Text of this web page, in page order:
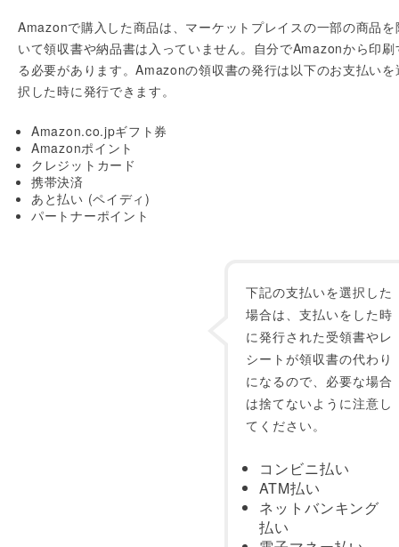
Amazonで購入した商品は、マーケットプレイスの一部の商品を
いて領収書や納品書は入っていません。自分でAmazonから印刷
る必要があります。Amazonの領収書の発行は以下のお支払いを
択した時に発行できます。
Amazon.co.jpギフト券
Amazonポイント
クレジットカード
携帯決済
あと払い (ペイディ)
パートナーポイント
下記の支払いを選択した
場合は、支払いをした時
に発行された受領書やレ
シートが領収書の代わり
になるので、必要な場合
は捨てないように注意し
てください。
コンビニ払い
ATM払い
ネットバンキング
払い